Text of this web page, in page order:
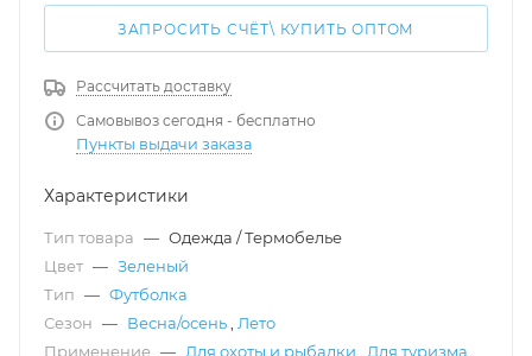
ЗАПРОСИТЬ СЧЁТ\ КУПИТЬ ОПТОМ
Рассчитать доставку
Самовывоз сегодня - бесплатно
Пункты выдачи заказа
Характеристики
Тип товара — Одежда / Термобелье
Цвет — Зеленый
Тип — Футболка
Сезон — Весна/осень
Лето
Применение — Для охоты и рыбалки Для туризма